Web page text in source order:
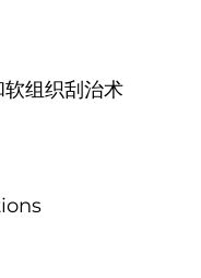
组织刮治术